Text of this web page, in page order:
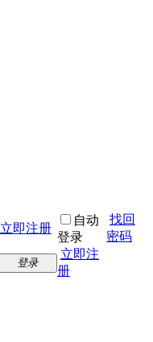
立即注册
自动
登录
找回
密码
登录
立即注
册